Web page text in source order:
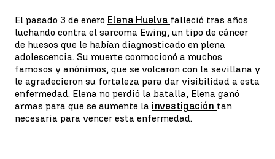
El pasado 3 de enero Elena Huelva falleció tras años
luchando contra el sarcoma Ewing, un tipo de cáncer
de huesos que le habían diagnosticado en plena
adolescencia. Su muerte conmocionó a muchos
famosos y anónimos, que se volcaron con la sevillana y
le agradecieron su fortaleza para dar visibilidad a esta
enfermedad. Elena no perdió la batalla, Elena ganó
armas para que se aumente la investigación tan
necesaria para vencer esta enfermedad.